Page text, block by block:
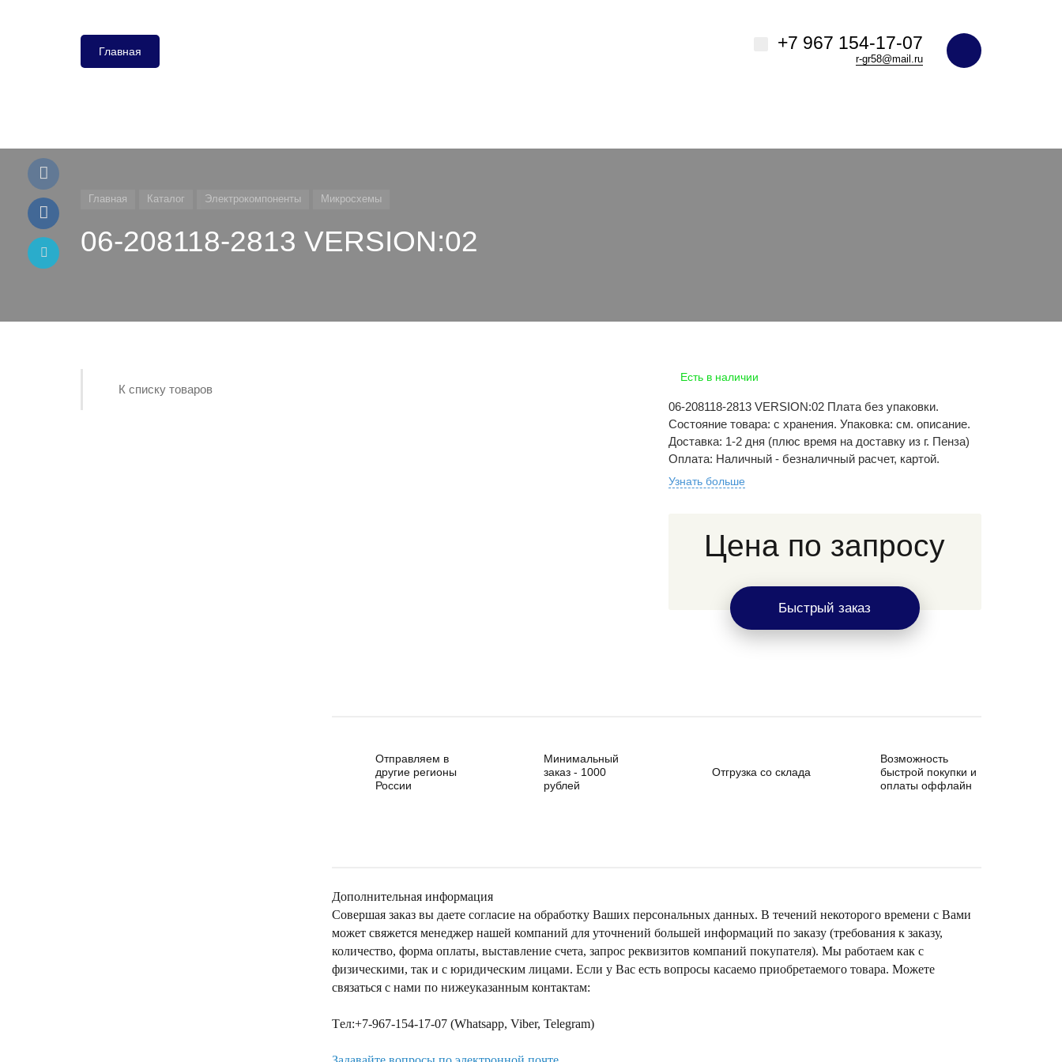
Главная +7 967 154-17-07
r-gr58@mail.ru
Главная Каталог Электрокомпоненты Микросхемы
06-208118-2813 VERSION:02
К списку товаров
Есть в наличии
06-208118-2813 VERSION:02 Плата без упаковки.
Состояние товара: с хранения. Упаковка: см. описание.
Доставка: 1-2 дня (плюс время на доставку из г. Пенза)
Оплата: Наличный - безналичный расчет, картой.
Узнать больше
Цена по запросу
Быстрый заказ
Отправляем в
другие регионы
России
Минимальный
заказ - 1000
рублей
Отгрузка со склада
Возможность
быстрой покупки и
оплаты оффлайн
Дополнительная информация
Совершая заказ вы даете согласие на обработку Ваших персональных данных. В течений некоторого времени с Вами
может свяжется менеджер нашей компаний для уточнений большей информаций по заказу (требования к заказу,
количество, форма оплаты, выставление счета, запрос реквизитов компаний покупателя). Мы работаем как с
физическими, так и с юридическим лицами. Если у Вас есть вопросы касаемо приобретаемого товара. Можете
связаться с нами по нижеуказанным контактам:
Tел:+7-967-154-17-07 (Whatsapp, Viber, Telegram)